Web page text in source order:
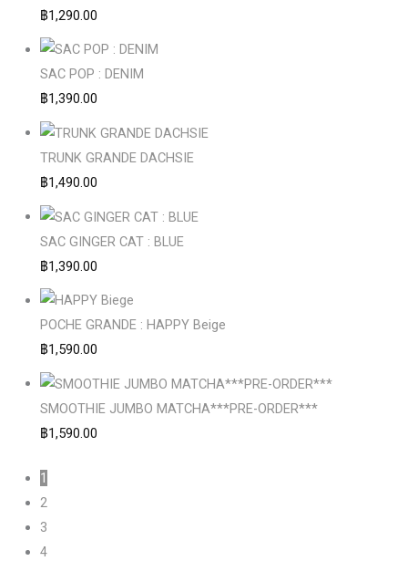
฿1,290.00
SAC POP : DENIM
฿1,390.00
TRUNK GRANDE DACHSIE
฿1,490.00
SAC GINGER CAT : BLUE
฿1,390.00
POCHE GRANDE : HAPPY Beige
฿1,590.00
SMOOTHIE JUMBO MATCHA***PRE-ORDER***
฿1,590.00
1
2
3
4